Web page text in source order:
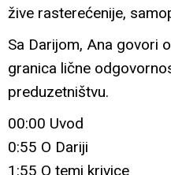
žive rasterećenije,
Sa Darijom, Ana govori
granica lične
preduzetništvu.
00:00 Uvod
0:55 O Dariji
1:55 O temi krivice